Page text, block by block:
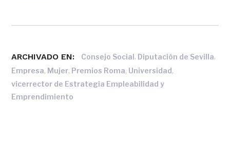
ARCHIVADO EN: Consejo Social, Diputación de Sevilla,
Empresa, Mujer, Premios Roma, Universidad,
vicerrector de Estrategia Empleabilidad y
Emprendimiento